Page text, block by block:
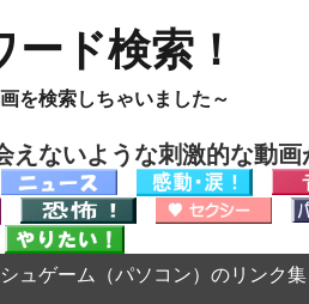
ド検索！
を検索しちゃいました～
えないような刺激的な動
ュゲーム（パソコン）のリンク集